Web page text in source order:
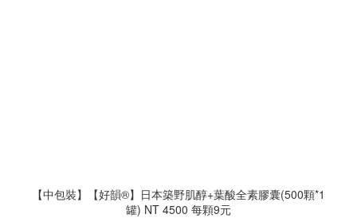
【中包裝】【好韻®】日本築野肌醇+葉酸全素膠囊(500顆*1
罐) NT 4500 每顆9元